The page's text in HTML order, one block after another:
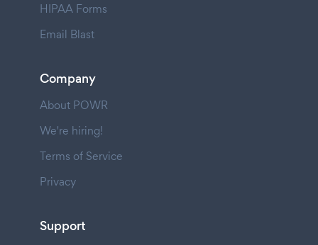
HIPAA Forms
Email Blast
Company
About POWR
We're hiring!
Terms of Service
Privacy
Support